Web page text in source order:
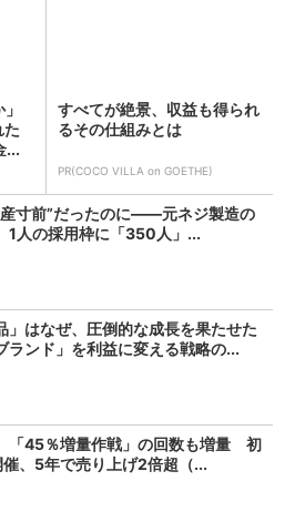
た
...
すべてが絶景、収益も得られ
るその仕組みとは
PR(COCO VILLA on GOETHE)
寸前”だったのに――元ネジ製造の
1人の採用枠に「350人」...
」はなぜ、圧倒的な成長を果たせた
ンド」を利益に変える戦略の...
「45％増量作戦」の回数も増量 初
、5年で売り上げ2倍超（...